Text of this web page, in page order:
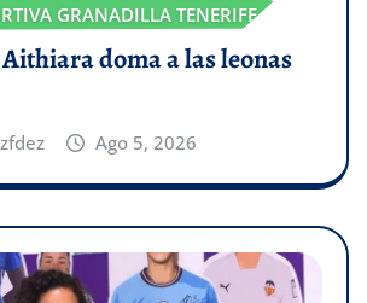
GRANADILLA TENERIFE
doma a las leonas
Ago 5, 2026